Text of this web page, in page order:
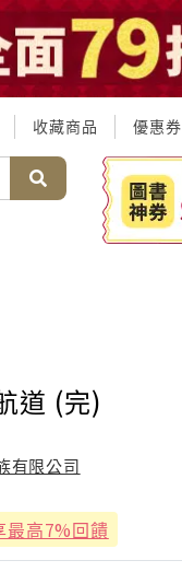
收藏商品 優惠券
道 (完)
有限公司
最高7%回饋